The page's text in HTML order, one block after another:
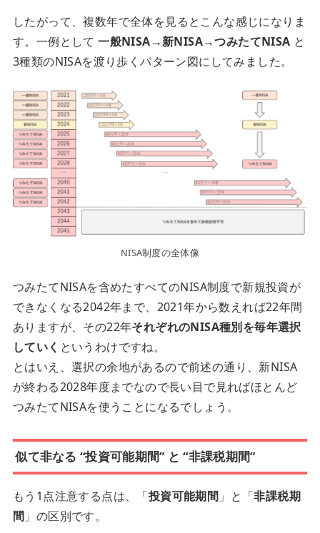
したがって、複数年で全体を見るとこんな感じになりま
す。一例として一般NISA→新NISA→つみたてNISA と
3種類のNISAを渡り歩くパターン図にしてみました。
NISA制度の全体像
つみたてNISAを含めたすべてのNISA制度で新規投資が
できなくなる2042年まで、2021年から数えれば22年間
ありますが、その22年それぞれのNISA種別を毎年選択
していく というわけですね。
とはいえ、選択の余地があるので前述の通り、新NISA
が終わる2028年度までなので長い目で見ればほとんど
つみたてNISAを使うことになるでしょう。
似て非なる “投資可能期間” と “非課税期間”
もう1点注意する点は、「投資可能期間 」と「非課税期
間 」の区別です。